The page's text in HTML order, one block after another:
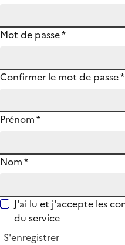
Mot de passe*
Confirmer le mot de passe*
Prénom*
Nom*
J'ai lu et j'accepte les
du service
S'enregistrer